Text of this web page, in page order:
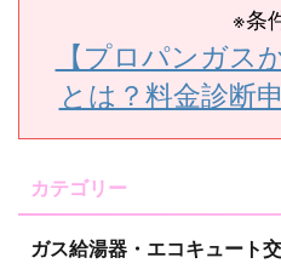
※条
【プロパンガス
とは？料金診断
カテゴリー
ガス給湯器・エコキュート